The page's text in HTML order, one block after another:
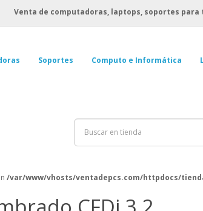
Venta de computadoras, laptops, soportes para
Soportes Computo e Informática
/var/www/vhosts/ventadepcs.com/httpdocs/